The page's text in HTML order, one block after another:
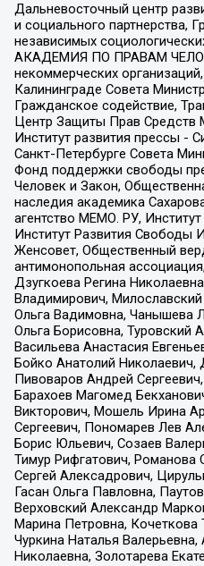
Дальневосточный центр
и социального партнерства,
независимых
АКАДЕМИЯ ПО ПРАВАМ
некоммерческих
Калининграде Совета
Гражданское содействие,
Центр Защиты Прав
Институт развития прессы -
Санкт-Петербурге Совета
Фонд поддержки свободы
Человек и Закон,
наследия академика
агентство МЕМО. РУ,
Институт Развития
Женсовет, Общественный
антимонопольная
Дзугкоева Регина
Владимирович,
Ольга Вадимовна, Чанышева
Ольга Борисовна, Туровский
Васильева Анастасия
Бойко Анатолий Николаевич,
Пивоваров Андрей
Барахоев Магомед
Викторович, Мошель Ирина
Сергеевич, Пономарев Лев
Борис Юльевич, Созаев
Тимур Рифгатович, Романова
Сергей Алексадрович,
Гасан Ольга Павловна,
Верховский Александр
Марина Петровна, Кочеткова
Чуркина Наталья
Николаевна, Золотарева